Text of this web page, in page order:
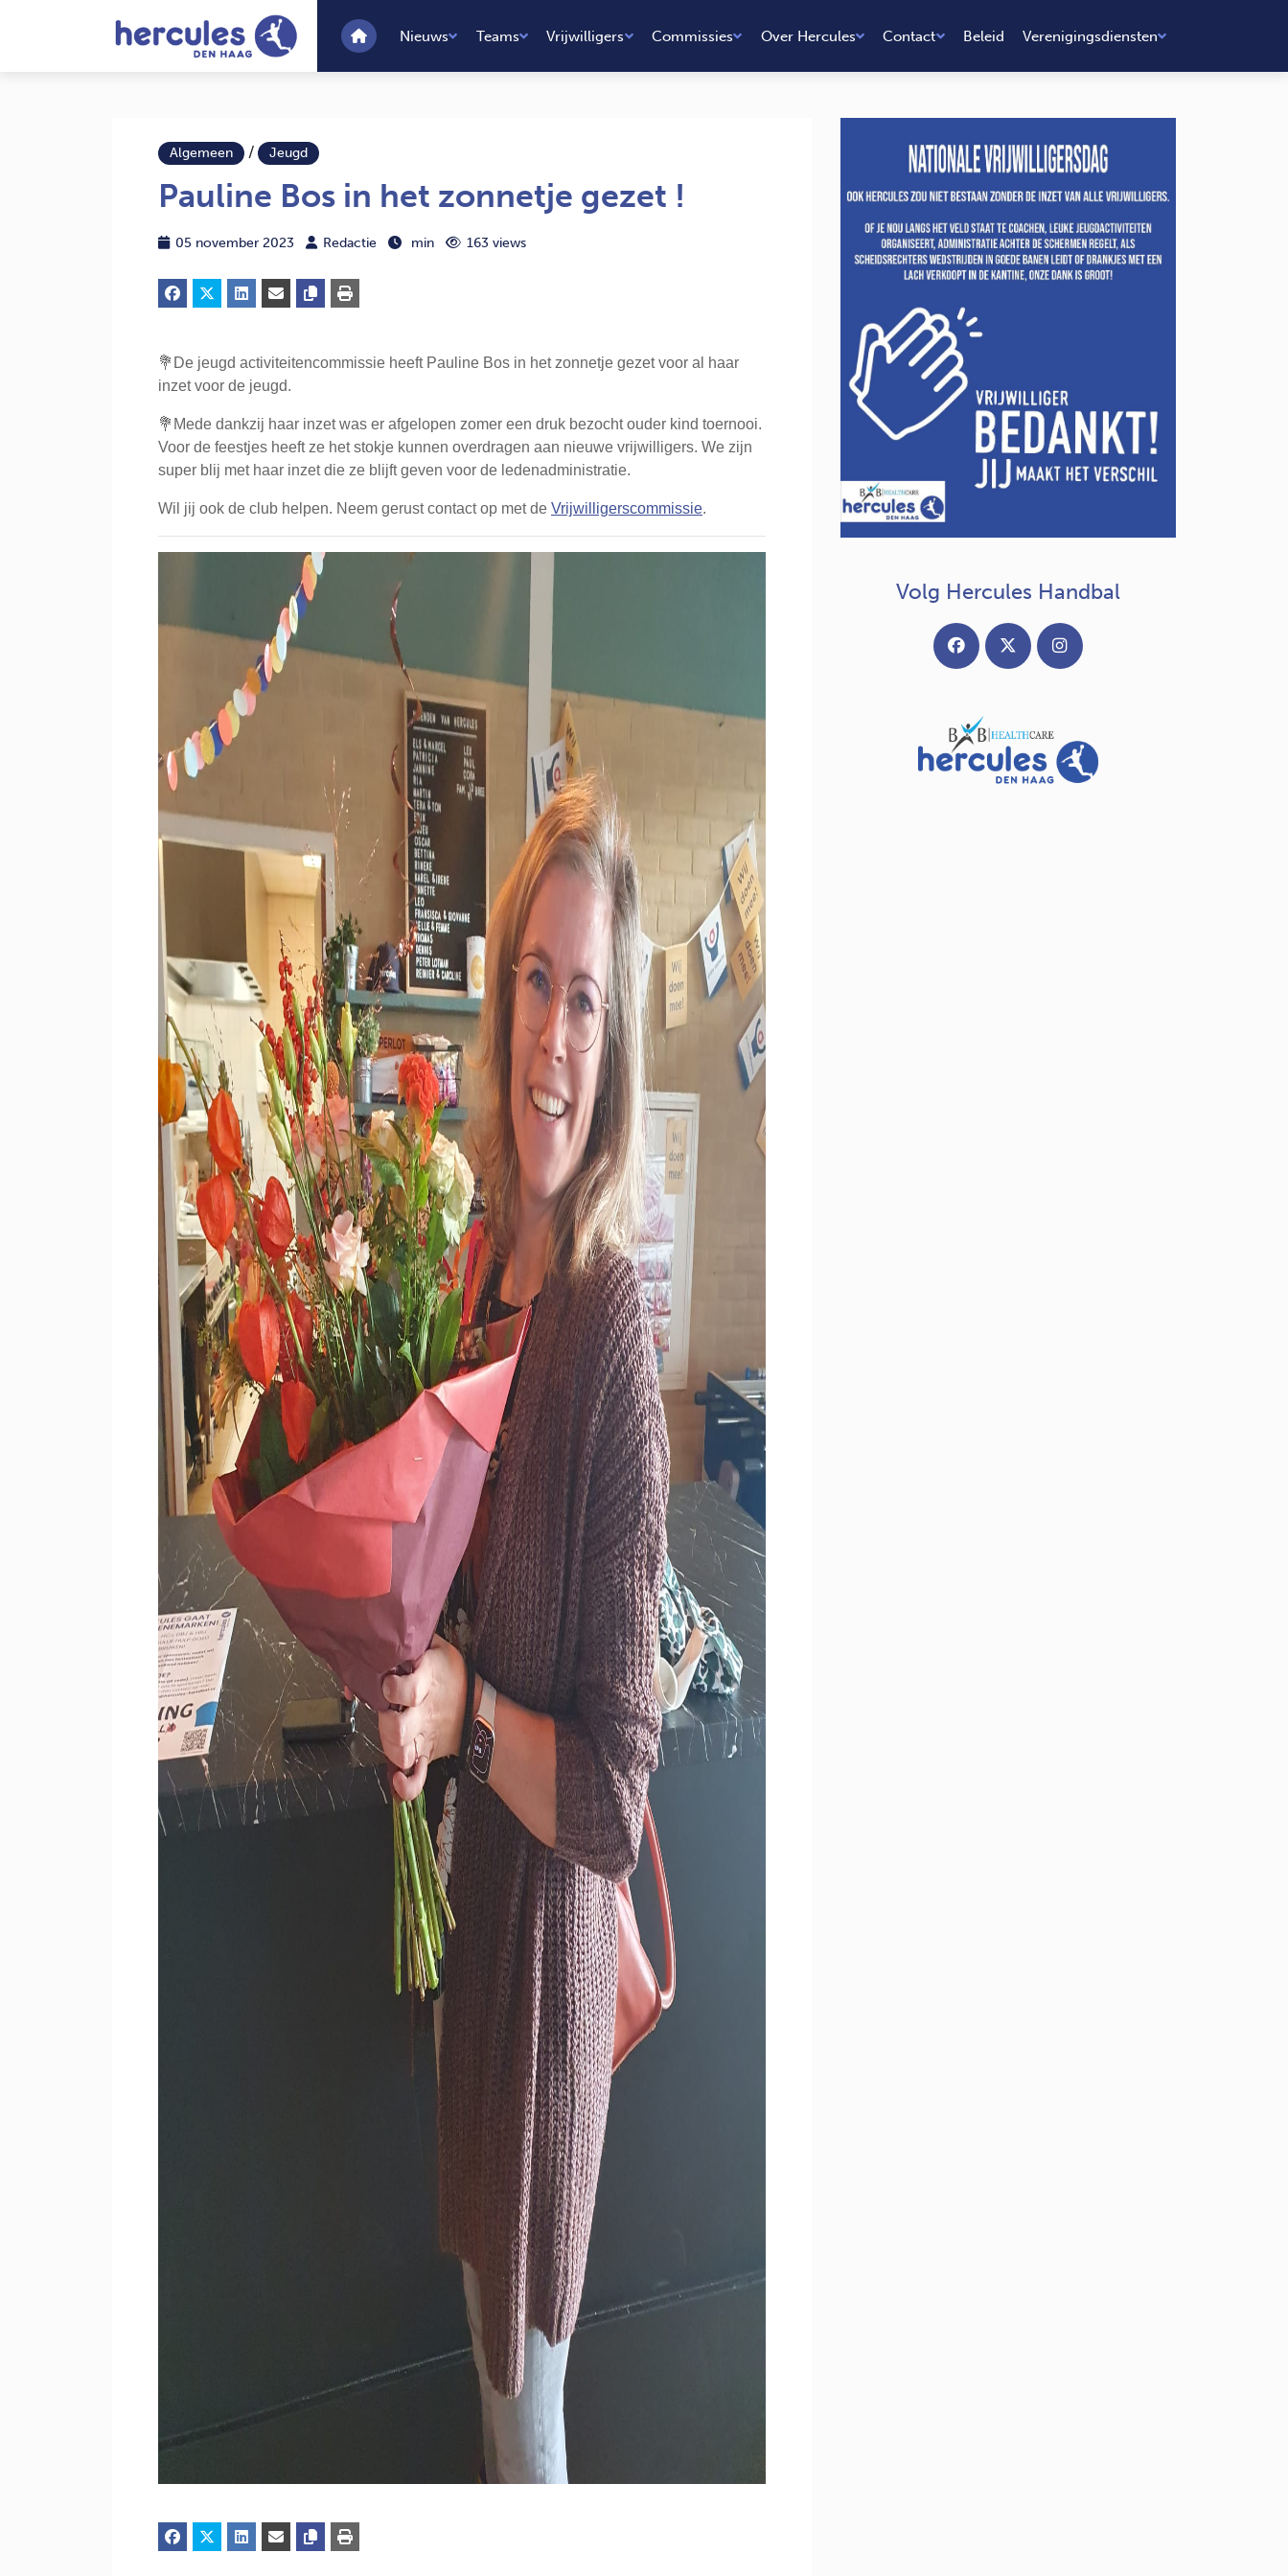
Nieuws Teams Vrijwilligers Commissies Over Hercules Contact Beleid Verenigingsdiensten
Algemeen / Jeugd
Pauline Bos in het zonnetje gezet !
05 november 2023 Redactie min 163 views
💐De jeugd activiteitencommissie heeft Pauline Bos in het zonnetje gezet voor al haar
inzet voor de jeugd.
💐Mede dankzij haar inzet was er afgelopen zomer een druk bezocht ouder kind toernooi.
Voor de feestjes heeft ze het stokje kunnen overdragen aan nieuwe vrijwilligers. We zijn
super blij met haar inzet die ze blijft geven voor de ledenadministratie.
Wil jij ook de club helpen. Neem gerust contact op met de Vrijwilligerscommissie.
Volg Hercules Handbal